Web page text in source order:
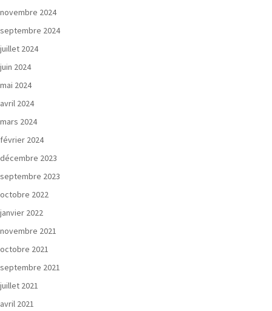
novembre 2024
septembre 2024
juillet 2024
juin 2024
mai 2024
avril 2024
mars 2024
février 2024
décembre 2023
septembre 2023
octobre 2022
janvier 2022
novembre 2021
octobre 2021
septembre 2021
juillet 2021
avril 2021